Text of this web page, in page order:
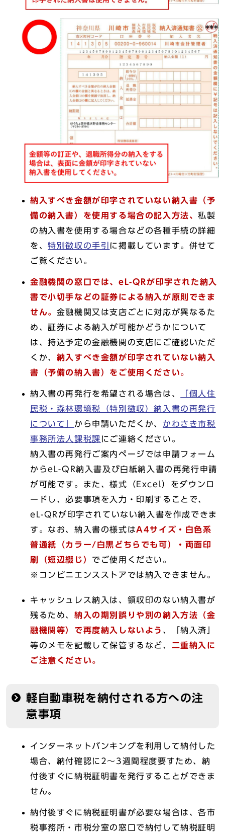
納入すべき金額が印字されていない納入書（予
備の納入書）を使用する場合の記入方法、私製
の納入書を使用する場合などの各種手続の詳細
を、特別徴収の手引 に掲載しています。併せて
ご覧ください。
金融機関の窓口では、eL-QRが印字された納入
書で小切手などの証券による納入が原則できま
せん。 金融機関又は支店ごとに対応が異なるた
め、証券による納入が可能かどうかについて
は、持込予定の金融機関の支店にご確認いただ
くか、 納入すべき金額が印字されていない納入
書（予備の納入書）をご使用ください。
納入書の再発行を希望される場合は、
「個人住
民税・森林環境税（特別徴収）納入書の再発行
について」 から申請いただくか、 かわさき市税
事務所法人課税課 にご連絡ください。
納入書の再発行ご案内ページでは申請フォーム
からeL-QR納入書及び白紙納入書の再発行申請
が可能です。また、様式（Excel）をダウンロ
ードし、必要事項を入力・印刷することで、
eL-QRが印字されていない納入書を作成できま
す。なお、納入書の様式はA4サイズ・白色系
普通紙（カラー/白黒どちらでも可）・両面印
刷（短辺綴じ） でご使用ください。
※コンビニエンスストアでは納入できません。
キャッシュレス納入は、領収印のない納入書が
残るため、 納入の期別誤りや別の納入方法（金
融機関等）で再度納入しないよう 、「納入済」
等のメモを記載して保管するなど、 二重納入に
ご注意ください。
軽自動車税を納付される方への注
意事項
インターネットバンキングを利用して納付した
場合、納付確認に2～3週間程度要すため、納
付後すぐに納税証明書を発行することができま
せん。
納付後すぐに納税証明書が必要な場合は、各市
税事務所・市税分室の窓口で納付して納税証明